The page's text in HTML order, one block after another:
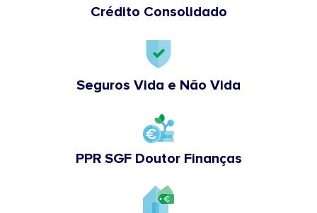
Crédito Consolidado
Seguros Vida e Não Vida
PPR SGF Doutor Finanças